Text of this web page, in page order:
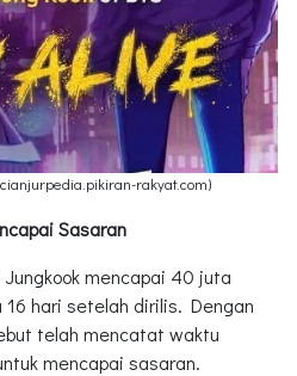
rakyat.com)
Sasaran
mencapai 40 juta
hari setelah dirilis. Dengan
telah mencatat waktu
mencapai sasaran.